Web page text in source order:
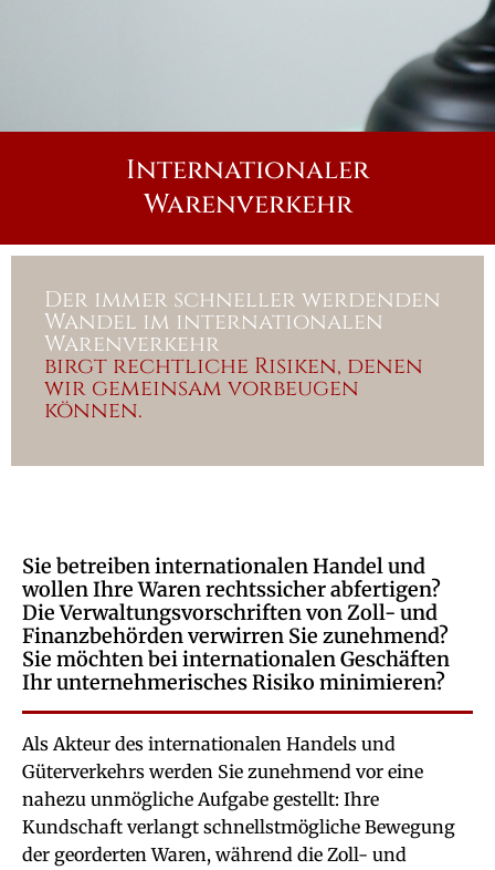
Internationaler
Warenverkehr
Der immer schneller werdenden
Wandel im internationalen
Warenverkehr
birgt rechtliche Risiken, denen
wir gemeinsam vorbeugen
können.
Sie betreiben internationalen Handel und
wollen Ihre Waren rechtssicher abfertigen?
Die Verwaltungsvorschriften von Zoll- und
Finanzbehörden verwirren Sie zunehmend?
Sie möchten bei internationalen Geschäften
Ihr unternehmerisches Risiko minimieren?
Als Akteur des internationalen Handels und
Güterverkehrs werden Sie zunehmend vor eine
nahezu unmögliche Aufgabe gestellt: Ihre
Kundschaft verlangt schnellstmögliche Bewegung
der georderten Waren, während die Zoll- und